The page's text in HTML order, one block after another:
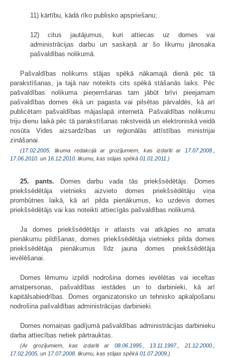
11) kārtību, kādā rīko publisko apspriešanu;
12) citus jautājumus, kuri attiecas uz domes vai
administrācijas darbu un saskaņā ar šo likumu jānosaka
pašvaldības nolikumā.
Pašvaldības nolikums stājas spēkā nākamajā dienā pēc tā
parakstīšanas, ja tajā nav noteikts cits spēkā stāšanās laiks. Pēc
pašvaldības nolikuma pieņemšanas tam jābūt brīvi pieejamam
pašvaldības domes ēkā un pagasta vai pilsētas pārvaldēs, kā arī
publicētam pašvaldības mājaslapā internetā. Pašvaldības nolikumu
triju dienu laikā pēc tā parakstīšanas rakstveidā un elektroniskā veidā
nosūta Vides aizsardzības un reģionālās attīstības ministrijai
zināšanai.
(17.02.2005 . likuma redakcijā ar grozījumiem, kas izdarīti ar 17.07.2008.
17.06.2010. un 16.12.2010 . likumu, kas stājas spēkā 01.01.2011. )
25. pants. Domes darbu vada tās priekšsēdētājs. Domes
priekšsēdētāja vietnieks aizvieto domes priekšsēdētāju viņa
prombūtnes laikā, kā arī pilda pienākumus, ko uzdevis domes
priekšsēdētājs vai kas noteikti attiecīgās pašvaldības nolikumā.
Ja domes priekšsēdētājs ir atlaists vai atkāpies no amata
pienākumu pildīšanas, domes priekšsēdētāja vietnieks pilda domes
priekšsēdētāja pienākumus līdz jauna domes priekšsēdētāja
ievēlēšanai.
Domes lēmumu izpildi nodrošina domes ievēlētas vai ieceltas
amatpersonas, pašvaldības iestādes un to darbinieki, kā arī
kapitālsabiedrības. Domes organizatorisko un tehnisko apkalpošanu
nodrošina pašvaldības administrācijas darbinieki.
Domes nomaiņas gadījumā pašvaldības administrācijas darbinieku
darba attiecības netiek pārtrauktas.
(Ar grozījumiem, kas izdarīti ar 08.06.1995. 13.11.1997. ,21.12.2000.
17.02.2005. un 17.07.2008 . likumu, kas stājas spēkā 01.07.2009. )